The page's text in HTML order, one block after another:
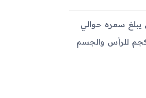
الأسواق، كان يبلغ سعره حوالي
الامتصاص النوعي للجسم في الهاتف حوالي 0.99 و1.20 وات/كجم للرأس والجسم